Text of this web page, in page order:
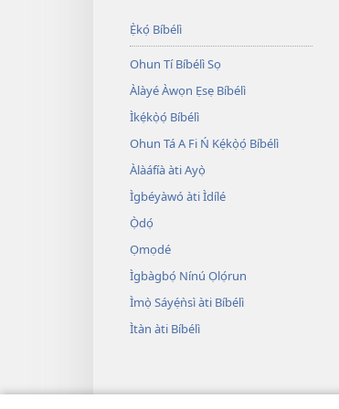
Ẹ̀kọ́ Bíbélì
Ohun Tí Bíbélì Sọ
Àlàyé Àwọn Ẹsẹ Bíbélì
Ìkẹ́kọ̀ọ́ Bíbélì
Ohun Tá A Fi Ń Kẹ́kọ̀ọ́ Bíbélì
Àlàáfíà àti Ayọ̀
Ìgbéyàwó àti Ìdílé
Ọ̀dọ́
Ọmọdé
Ìgbàgbọ́ Nínú Ọlọ́run
Ìmọ̀ Sáyẹ́ǹsì àti Bíbélì
Ìtàn àti Bíbélì